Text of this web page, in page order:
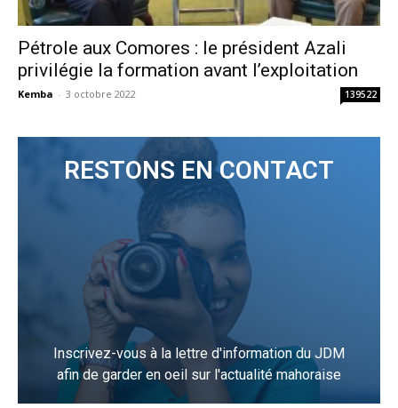
Pétrole aux Comores : le président Azali
privilégie la formation avant l’exploitation
Kemba - 3 octobre 2022 139522
RESTONS EN CONTACT
Inscrivez-vous à la lettre d'information du JDM
afin de garder en oeil sur l'actualité mahoraise